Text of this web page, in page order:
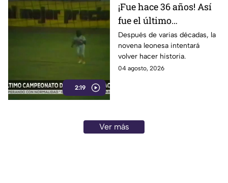
2:19
¡Fue hace 36 años! Así
fue el último
campeonato de Bravos
de León
Después de varias décadas, la
novena leonesa intentará
volver hacer historia.
04 agosto, 2026
Ver más